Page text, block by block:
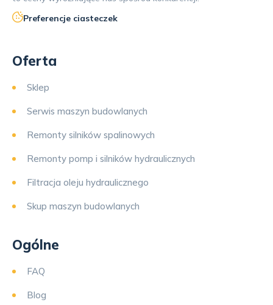
Preferencje ciasteczek
Oferta
Sklep
Serwis maszyn budowlanych
Remonty silników spalinowych
Remonty pomp i silników hydraulicznych
Filtracja oleju hydraulicznego
Skup maszyn budowlanych
Ogólne
FAQ
Blog